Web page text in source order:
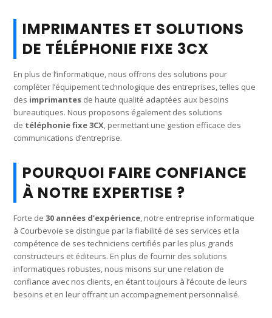
IMPRIMANTES ET SOLUTIONS
DE TÉLÉPHONIE FIXE 3CX
En plus de l’informatique, nous offrons des solutions pour
compléter l’équipement technologique des entreprises, telles que
des imprimantes de haute qualité adaptées aux besoins
bureautiques. Nous proposons également des solutions
de téléphonie fixe 3CX, permettant une gestion efficace des
communications d’entreprise.
POURQUOI FAIRE CONFIANCE
À NOTRE EXPERTISE ?
Forte de30 années d’expérience, notre entreprise informatique
à Courbevoie se distingue par la fiabilité de ses services et la
compétence de ses techniciens certifiés par les plus grands
constructeurs et éditeurs. En plus de fournir des solutions
informatiques robustes, nous misons sur une relation de
confiance avec nos clients, en étant toujours à l’écoute de leurs
besoins et en leur offrant un accompagnement personnalisé.